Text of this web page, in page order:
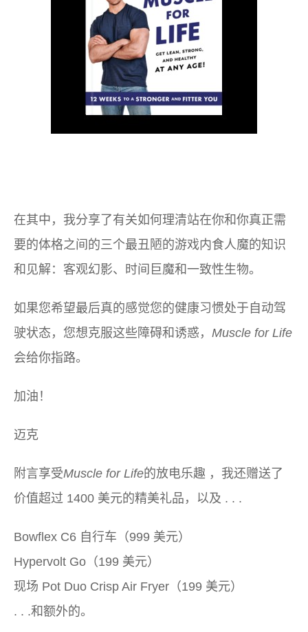
在其中，我分享了有关如何理清站在你和你真正需
要的体格之间的三个最丑陋的游戏内食人魔的知识
和见解：客观幻影、时间巨魔和一致性生物。
如果您希望最后真的感觉您的健康习惯处于自动驾
驶状态，您想克服这些障碍和诱惑， Muscle for Life
会给你指路。
加油！
迈克
附言享受Muscle for Life的放电乐趣 ，我还赠送了
价值超过 1400 美元的精美礼品，以及 . . .
Bowflex C6 自行车（999 美元）
Hypervolt Go（199 美元）
现场 Pot Duo Crisp Air Fryer（199 美元）
. . .和额外的。